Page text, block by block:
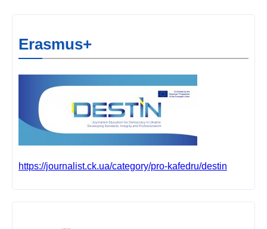
Erasmus+
https://journalist.ck.ua/category/pro-kafedru/destin